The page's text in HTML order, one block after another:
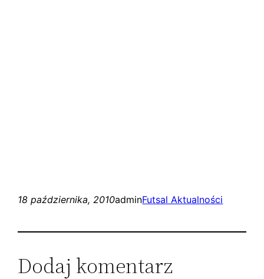
18 października, 2010adminFutsal Aktualności
Dodaj komentarz